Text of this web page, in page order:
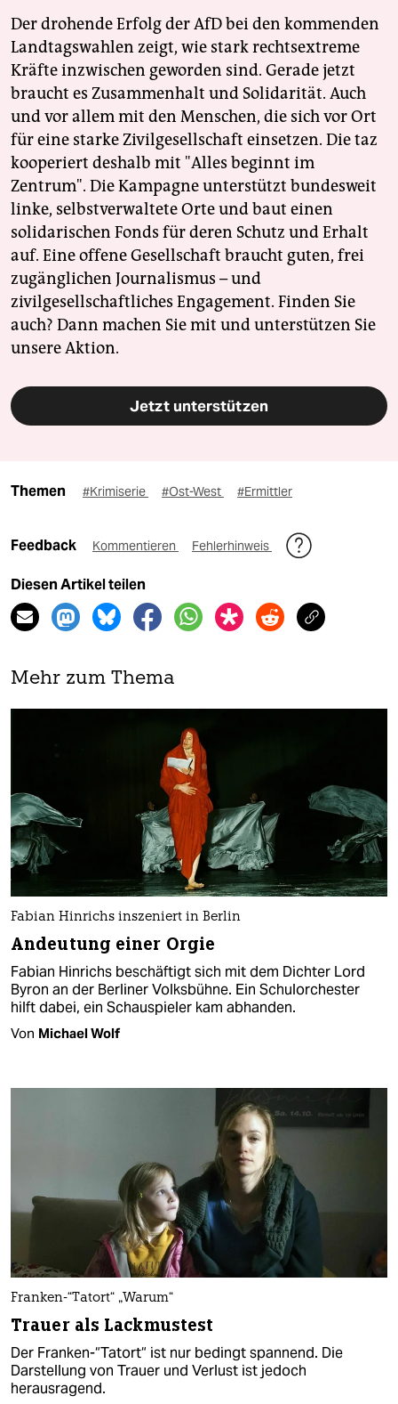
Der drohende Erfolg der AfD bei den kommenden
Landtagswahlen zeigt, wie stark rechtsextreme
Kräfte inzwischen geworden sind. Gerade jetzt
braucht es Zusammenhalt und Solidarität. Auch
und vor allem mit den Menschen, die sich vor Ort
für eine starke Zivilgesellschaft einsetzen. Die taz
kooperiert deshalb mit "Alles beginnt im
Zentrum". Die Kampagne unterstützt bundesweit
linke, selbstverwaltete Orte und baut einen
solidarischen Fonds für deren Schutz und Erhalt
auf. Eine offene Gesellschaft braucht guten, frei
zugänglichen Journalismus – und
zivilgesellschaftliches Engagement. Finden Sie
auch? Dann machen Sie mit und unterstützen Sie
unsere Aktion.
Jetzt unterstützen
Themen #Krimiserie #Ost-West #Ermittler
Feedback Kommentieren Fehlerhinweis
Diesen Artikel teilen
Mehr zum Thema
Fabian Hinrichs inszeniert in Berlin
Andeutung einer Orgie
Fabian Hinrichs beschäftigt sich mit dem Dichter Lord
Byron an der Berliner Volksbühne. Ein Schulorchester
hilft dabei, ein Schauspieler kam abhanden.
Von Michael Wolf
Franken-“Tatort“ „Warum“
Trauer als Lackmustest
Der Franken-“Tatort“ ist nur bedingt spannend. Die
Darstellung von Trauer und Verlust ist jedoch
herausragend.